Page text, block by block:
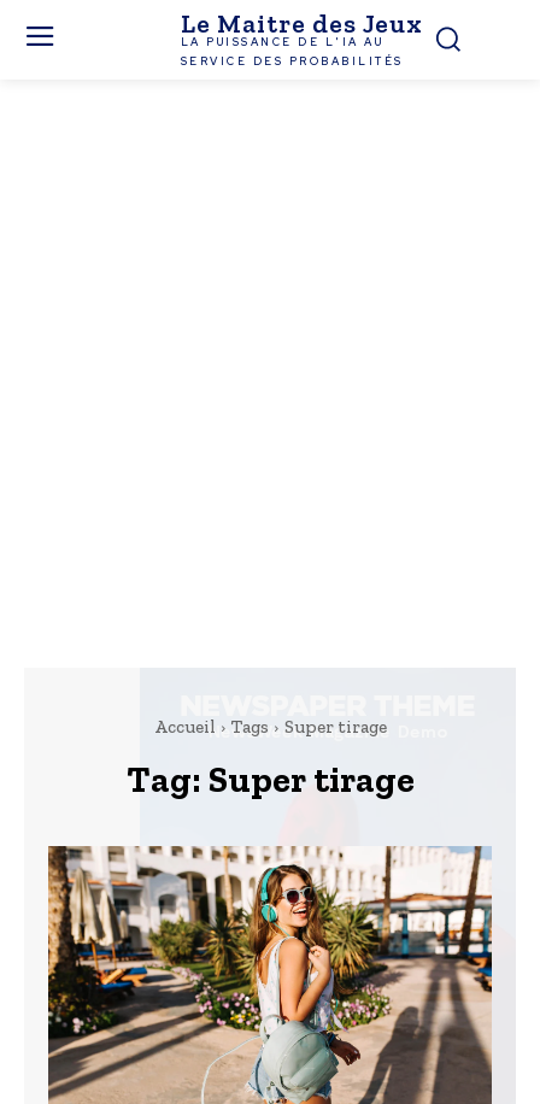
Le Maitre des Jeux
LA PUISSANCE DE L'IA AU
SERVICE DES PROBABILITÉS
Accueil Tags Super tirage
Tag: Super tirage